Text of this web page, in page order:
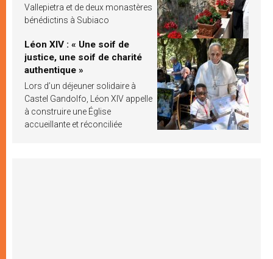
Vallepietra et de deux monastères
bénédictins à Subiaco
Léon XIV : « Une soif de
justice, une soif de charité
authentique »
Lors d’un déjeuner solidaire à
Castel Gandolfo, Léon XIV appelle
à construire une Église
accueillante et réconciliée